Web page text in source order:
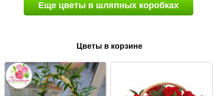
Еще цветы в шляпных коробках
Цветы в корзине